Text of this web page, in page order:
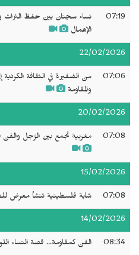
07:19
نساء سجنان بين حفظ التراث
الإهمال
22/02/2026
07:06
من الضفيرة في الثقافة الكردية
والمقاومة
20/02/2026
07:08 مغربية تجمع بين الزجل والفن
15/02/2026
07:08 شابة فلسطينية تنشأ معرض
14/02/2026
08:34 الفن كمقاومة... قصة النساء